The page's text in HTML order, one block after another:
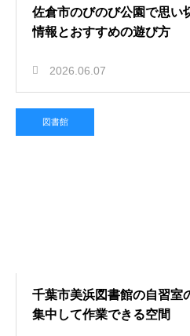
佐倉市のびのび公園で思い
情報とおすすめの遊び方
2026.06.07
図書館
千葉市美浜図書館の自習室
集中して作業できる空間